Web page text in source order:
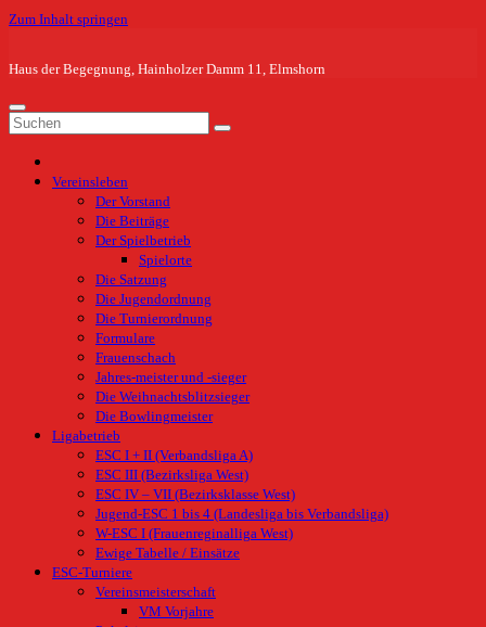
Zum Inhalt springen
Haus der Begegnung, Hainholzer Damm 11, Elmshorn
Vereinsleben
Der Vorstand
Die Beiträge
Der Spielbetrieb
Spielorte
Die Satzung
Die Jugendordnung
Die Turnierordnung
Formulare
Frauenschach
Jahres-meister und -sieger
Die Weihnachtsblitzsieger
Die Bowlingmeister
Ligabetrieb
ESC I + II (Verbandsliga A)
ESC III (Bezirksliga West)
ESC IV – VII (Bezirksklasse West)
Jugend-ESC 1 bis 4 (Landesliga bis Verbandsliga)
W-ESC I (Frauenreginalliga West)
Ewige Tabelle / Einsätze
ESC-Turniere
Vereinsmeisterschaft
VM Vorjahre